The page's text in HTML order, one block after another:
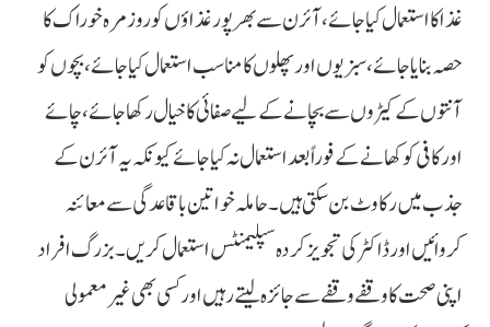
غذا کا استعمال کیا جائے، آئرن سے بھرپور غذاؤں کو روزمرہ خوراک کا
حصہ بنایا جائے، سبزیوں اور پھلوں کا مناسب استعمال کیا جائے، بچوں کو
آنتوں کے کیڑوں سے بچانے کے لیے صفائی کا خیال رکھا جائے، چائے
اور کافی کو کھانے کے فوراً بعد استعمال نہ کیا جائے کیونکہ یہ آئرن کے
جذب میں رکاوٹ بن سکتی ہیں۔ حاملہ خواتین باقاعدگی سے معائنہ
کروائیں اور ڈاکٹر کی تجویز کردہ سپلیمنٹس استعمال کریں۔ بزرگ افراد
اپنی صحت کا وقفے وقفے سے جائزہ لیتے رہیں اور کسی بھی غیر معمولی